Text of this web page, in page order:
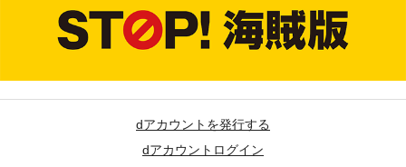
dアカウントを発行する
dアカウントログイン